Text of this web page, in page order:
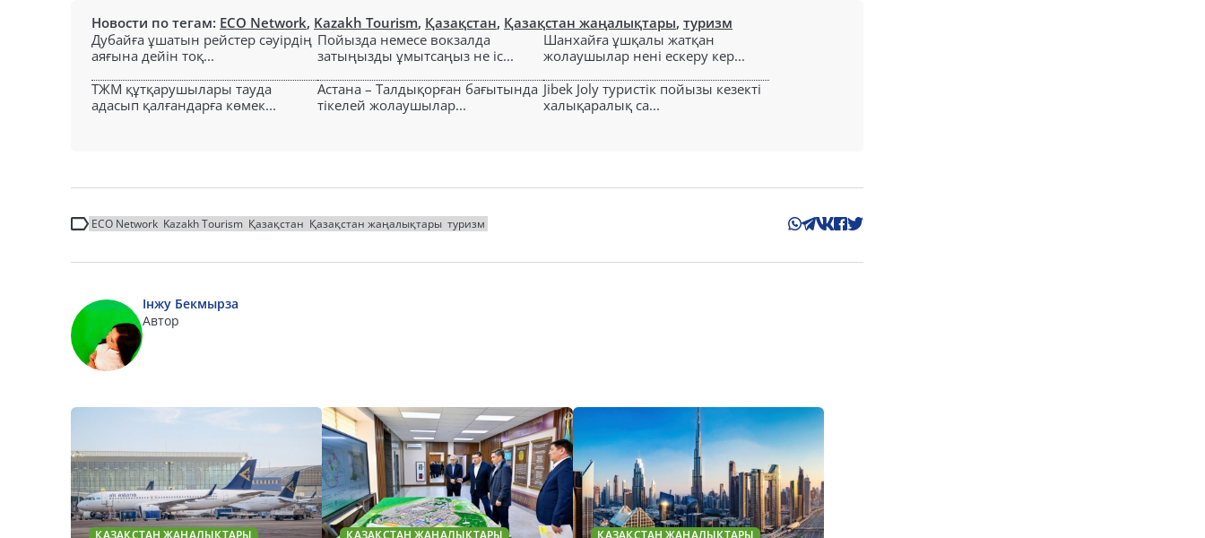
Новости по тегам: ECO Network, Kazakh Tourism, Қазақстан, Қазақстан жаңалықтары, туризм
Дубайға ұшатын рейстер сәуірдің
аяғына дейін тоқ...
Пойызда немесе вокзалда
затыңызды ұмытсаңыз не іс...
Шанхайға ұшқалы жатқан
жолаушылар нені ескеру кер...
ТЖМ құтқарушылары тауда
адасып қалғандарға көмек...
Астана – Талдықорған бағытында
тікелей жолаушылар...
Jibek Joly туристік пойызы кезекті
халықаралық са...
ECO Network Kazakh Tourism Қазақстан Қазақстан жаңалықтары туризм
Інжу Бекмырза
Автор
ҚАЗАҚСТАН ЖАҢАЛЫҚТАРЫ ҚАЗАҚСТАН ЖАҢАЛЫҚТАРЫ ҚАЗАҚСТАН ЖАҢАЛЫҚТАРЫ